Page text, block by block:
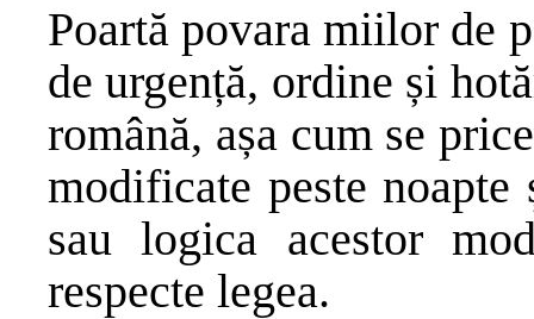
Poartă povara miilor de
de urgență, ordine și
română, așa cum se
modificate peste
sau logica acestor
respecte legea.